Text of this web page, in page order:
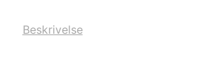
Beskrivelse